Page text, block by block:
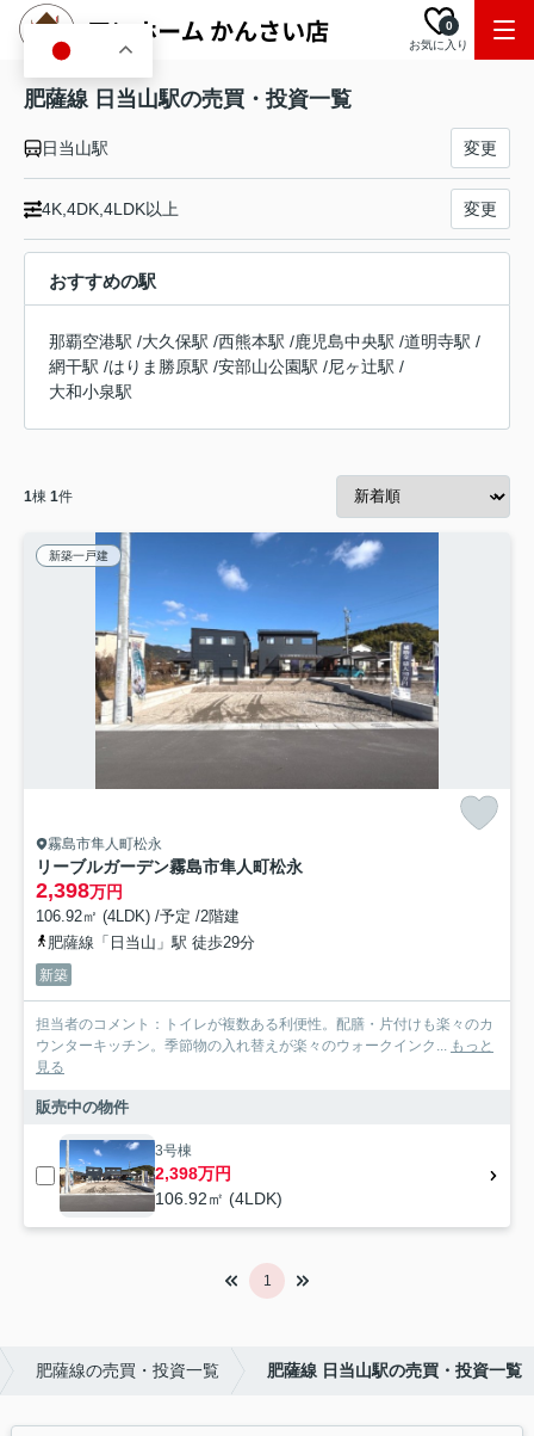
お気に入り
0
肥薩線 日当山駅の売買・投資一覧
日当山駅 変更
4K,4DK,4LDK以上 変更
おすすめの駅
那覇空港駅 /大久保駅 /西熊本駅 /鹿児島中央駅 /道明寺駅 /
網干駅 /はりま勝原駅 /安部山公園駅 /尼ヶ辻駅 /
大和小泉駅
1棟 1件
新築一戸建
霧島市隼人町松永
リーブルガーデン霧島市隼人町松永
2,398万円
106.92㎡ (4LDK) /予定 /2階建
肥薩線「日当山」駅 徒歩29分
新築
担当者のコメント：トイレが複数ある利便性。配膳・片付けも楽々のカ
ウンターキッチン。季節物の入れ替えが楽々のウォークインク... もっと
見る
販売中の物件
3号棟
2,398万円
106.92㎡ (4LDK)
1
肥薩線の売買・投資一覧 肥薩線 日当山駅の売買・投資一覧